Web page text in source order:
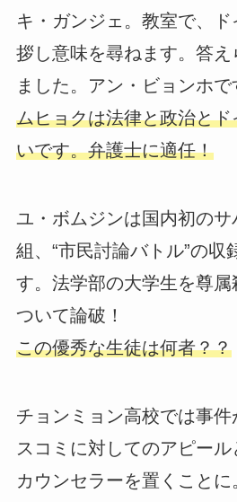
キ・ガンジェ。教室で、
拶し意味を尋ねます。答
ました。アン・ビョンホで
ムヒョクは法律と政治と
いです。弁護士に適任！
ユ・ボムジンは国内初の
組、“市民討論バトル”の収
す。法学部の大学生を尊
ついて論破！
この優秀な生徒は何者？？
チョンミョン高校では事
スコミに対してのアピー
カウンセラーを置くこと